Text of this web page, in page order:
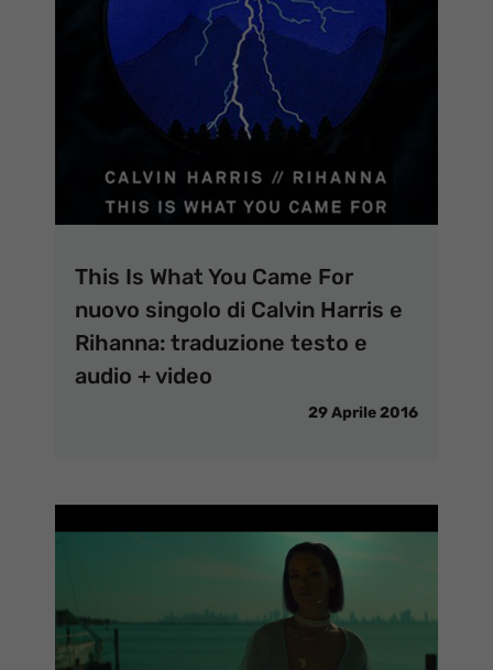
This Is What You Came For
nuovo singolo di Calvin Harris e
Rihanna: traduzione testo e
audio + video
29 Aprile 2016